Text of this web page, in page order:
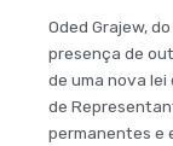
Oded Grajew,
presença de
de uma nova
de
permanentes e